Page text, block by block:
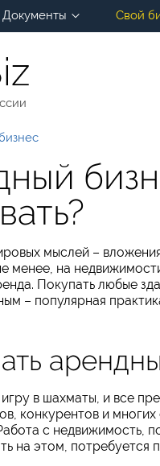
Документы Свой
мыслей –
менее, на
Покупать любые
– популярная
в шахматы, и все
конкурентов и
с недвижимость,
на этом, потребуется